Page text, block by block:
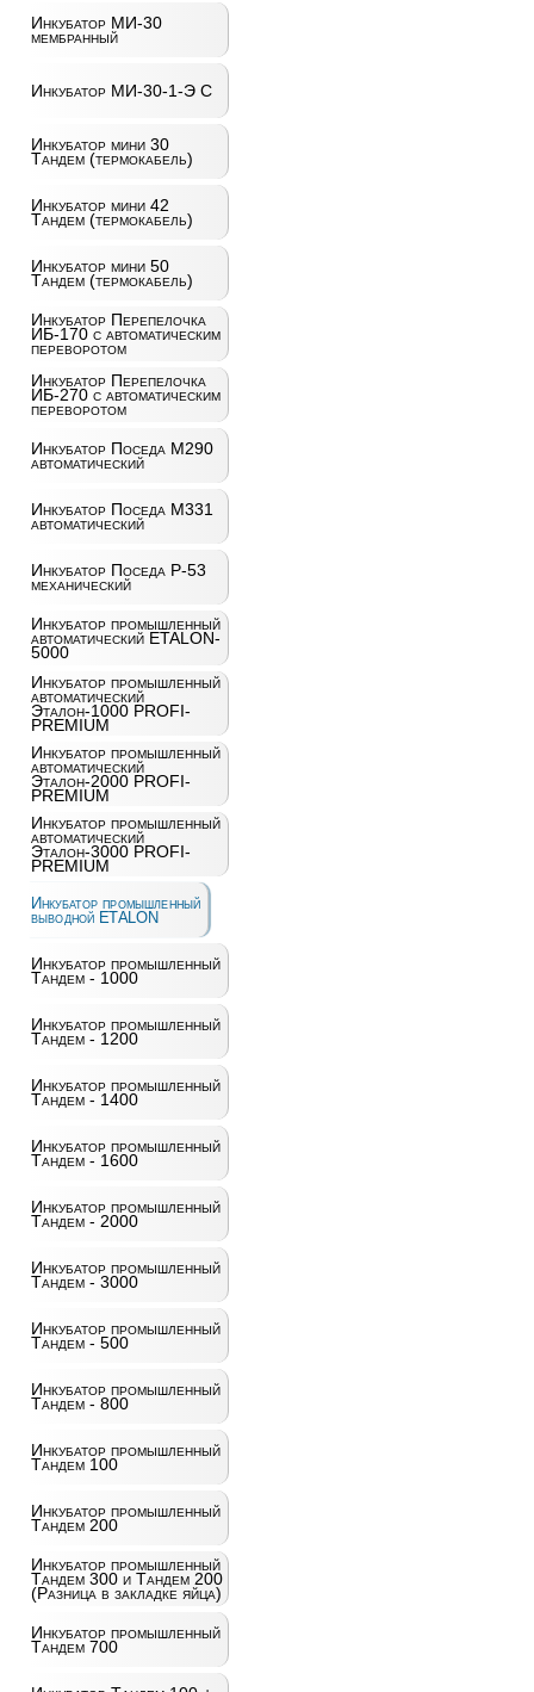
Инкубатор МИ-30
мембранный
Инкубатор МИ-30-1-Э С
Инкубатор мини 30
Тандем (термокабель)
Инкубатор мини 42
Тандем (термокабель)
Инкубатор мини 50
Тандем (термокабель)
Инкубатор Перепелочка
ИБ-170 с автоматическим
переворотом
Инкубатор Перепелочка
ИБ-270 с автоматическим
переворотом
Инкубатор Поседа М290
автоматический
Инкубатор Поседа М331
автоматический
Инкубатор Поседа Р-53
механический
Инкубатор промышленный
автоматический ETALON-
5000
Инкубатор промышленный
автоматический
Эталон-1000 PROFI-
PREMIUM
Инкубатор промышленный
автоматический
Эталон-2000 PROFI-
PREMIUM
Инкубатор промышленный
автоматический
Эталон-3000 PROFI-
PREMIUM
Инкубатор промышленный
выводной ETALON
Инкубатор промышленный
Тандем - 1000
Инкубатор промышленный
Тандем - 1200
Инкубатор промышленный
Тандем - 1400
Инкубатор промышленный
Тандем - 1600
Инкубатор промышленный
Тандем - 2000
Инкубатор промышленный
Тандем - 3000
Инкубатор промышленный
Тандем - 500
Инкубатор промышленный
Тандем - 800
Инкубатор промышленный
Тандем 100
Инкубатор промышленный
Тандем 200
Инкубатор промышленный
Тандем 300 и Тандем 200
(Разница в закладке яйца)
Инкубатор промышленный
Тандем 700